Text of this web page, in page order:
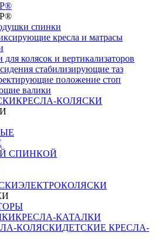
спинки
кресла и матрасы
колясок и вертикализаторов
стабилизирующие таз
положение стоп
валики
КРЕСЛА-КОЛЯСКИ
СПИНКОЙ
ЭЛЕКТРОКОЛЯСКИ
КРЕСЛА-КАТАЛКИ
ДЕТСКИЕ КРЕСЛА-